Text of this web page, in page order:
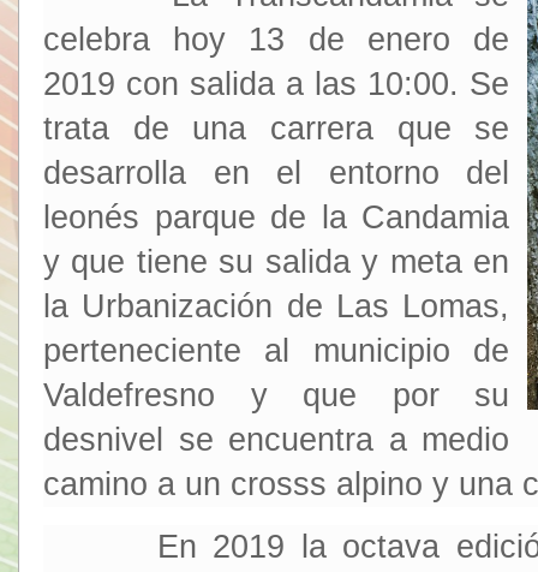
celebra hoy 13 de enero de
2019 con salida a las 10:00. Se
trata de una carrera que se
desarrolla en el entorno del
leonés parque de la Candamia
y que tiene su salida y meta en
la Urbanización de Las Lomas,
perteneciente al municipio de
Valdefresno y que por su
desnivel se encuentra a medio
camino a un crosss alpino y una
En 2019 la octava edición